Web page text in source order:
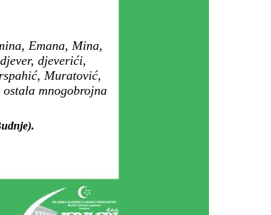
Emana, Mina,
djeverići,
Muratović,
mnogobrojna